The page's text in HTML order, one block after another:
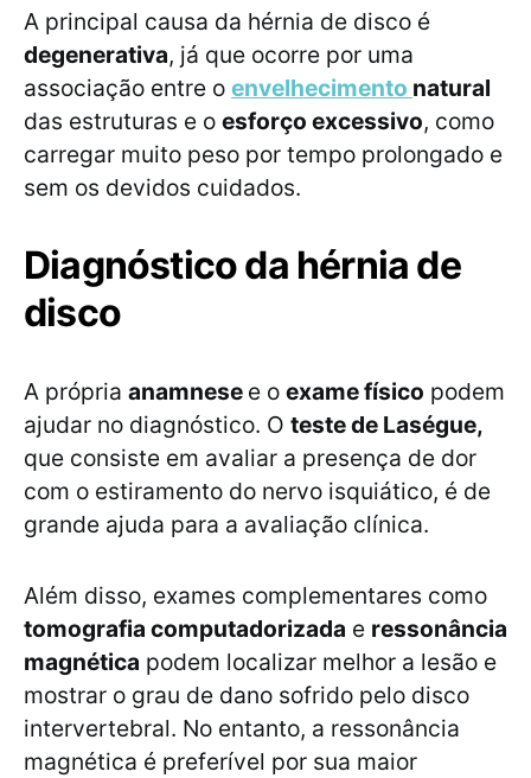
A principal causa da hérnia de disco é
degenerativa, já que ocorre por uma
associação entre o envelhecimento natural
das estruturas e o esforço excessivo, como
carregar muito peso por tempo prolongado e
sem os devidos cuidados.
Diagnóstico da hérnia de
disco
A própria anamnese e o exame físico podem
ajudar no diagnóstico. O teste de Laségue,
que consiste em avaliar a presença de dor
com o estiramento do nervo isquiático, é de
grande ajuda para a avaliação clínica.
Além disso, exames complementares como
tomografia computadorizada e ressonância
magnética podem localizar melhor a lesão e
mostrar o grau de dano sofrido pelo disco
intervertebral. No entanto, a ressonância
magnética é preferível por sua maior